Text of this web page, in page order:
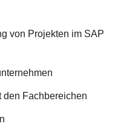
von Projekten im SAP
den Fachbereichen